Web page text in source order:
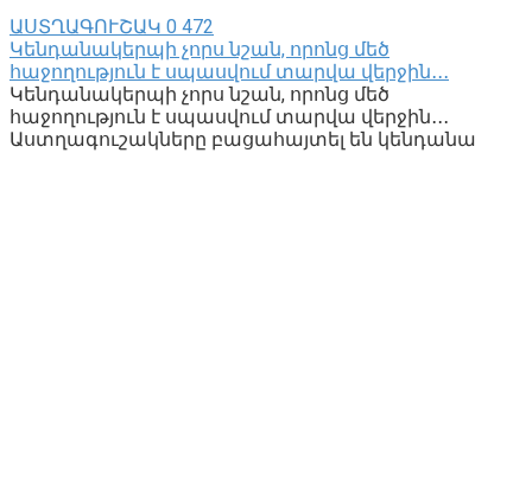
ԱՍՏՂԱԳՈՒՇԱԿ 0 472
Կենդանակերպի չորս նշան, որոնց մեծ
հաջողություն է սպասվում տարվա վերջին․․․
Կենդանակերպի չորս նշան, որոնց մեծ
հաջողություն է սպասվում տարվա վերջին․․․
Աստղագուշակները բացահայտել են կենդանա